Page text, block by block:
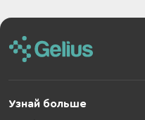
Узнай больше